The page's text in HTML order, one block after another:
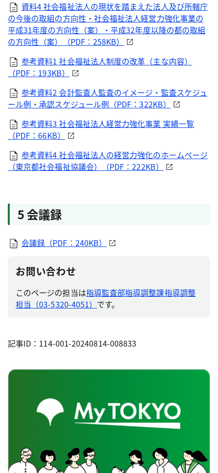
資料4 社会福祉法人の現状を踏まえた法人及び所轄庁
の今後の取組の方向性・社会福祉法人経営力強化事業の
平成31年度の方向性（案）・平成32年度以降の都の取組
の方向性（案）（PDF：258KB）
参考資料1 社会福祉法人制度の改革（主な内容）
（PDF：193KB）
参考資料2 会計監査人監査のイメージ・監査スケジュ
ール例・承認スケジュール例（PDF：322KB）
参考資料3 社会福祉法人経営力強化事業 実績一覧
（PDF：66KB）
参考資料4 社会福祉法人の経営力強化のホームページ
（東京都社会福祉協議会）（PDF：222KB）
5 会議録
会議録（PDF：240KB）
お問い合わせ
このページの担当は指導監査部指導調整課指導調整
担当（03-5320-4051） です。
記事ID：114-001-20240814-008833